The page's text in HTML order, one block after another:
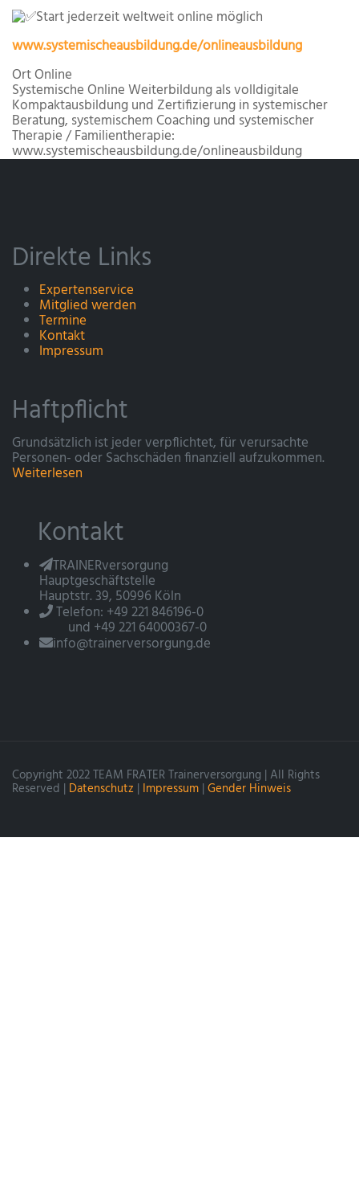
Start jederzeit weltweit online möglich
www.systemischeausbildung.de/onlineausbildung
OrtOnline
Systemische Online Weiterbildung als volldigitale
Kompaktausbildung und Zertifizierung in systemischer
Beratung, systemischem Coaching und systemischer
Therapie / Familientherapie:
www.systemischeausbildung.de/onlineausbildung
Direkte Links
Expertenservice
Mitglied werden
Termine
Kontakt
Impressum
Haftpflicht
Grundsätzlich ist jeder verpflichtet, für verursachte
Personen- oder Sachschäden finanziell aufzukommen.
Weiterlesen
Kontakt
TRAINERversorgung
Hauptgeschäftstelle
Hauptstr. 39, 50996 Köln
Telefon: +49 221 846196-0
und +49 221 64000367-0
info@trainerversorgung.de
Copyright 2022 TEAM FRATER Trainerversorgung | All Rights
Reserved | Datenschutz | Impressum | Gender Hinweis